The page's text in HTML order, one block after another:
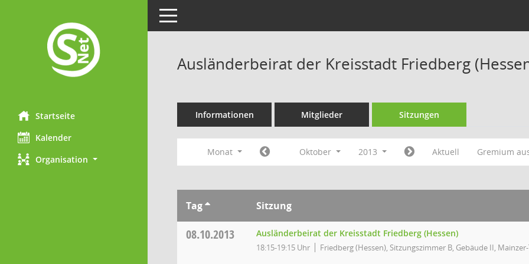
Startseite
Kalender
Organisation
Toggle navigation
Ausländerbeirat der Kreisstadt Friedberg
Informationen Mitglieder Sitzungen
Monat Oktober 2013 Aktuell Gremium
Tag Sitzung
08.10.2013 Ausländerbeirat der Kreisstadt Friedberg (Hessen)
18:15-19:15 Uhr Friedberg (Hessen), Sitzungszimmer B, Gebäude II,